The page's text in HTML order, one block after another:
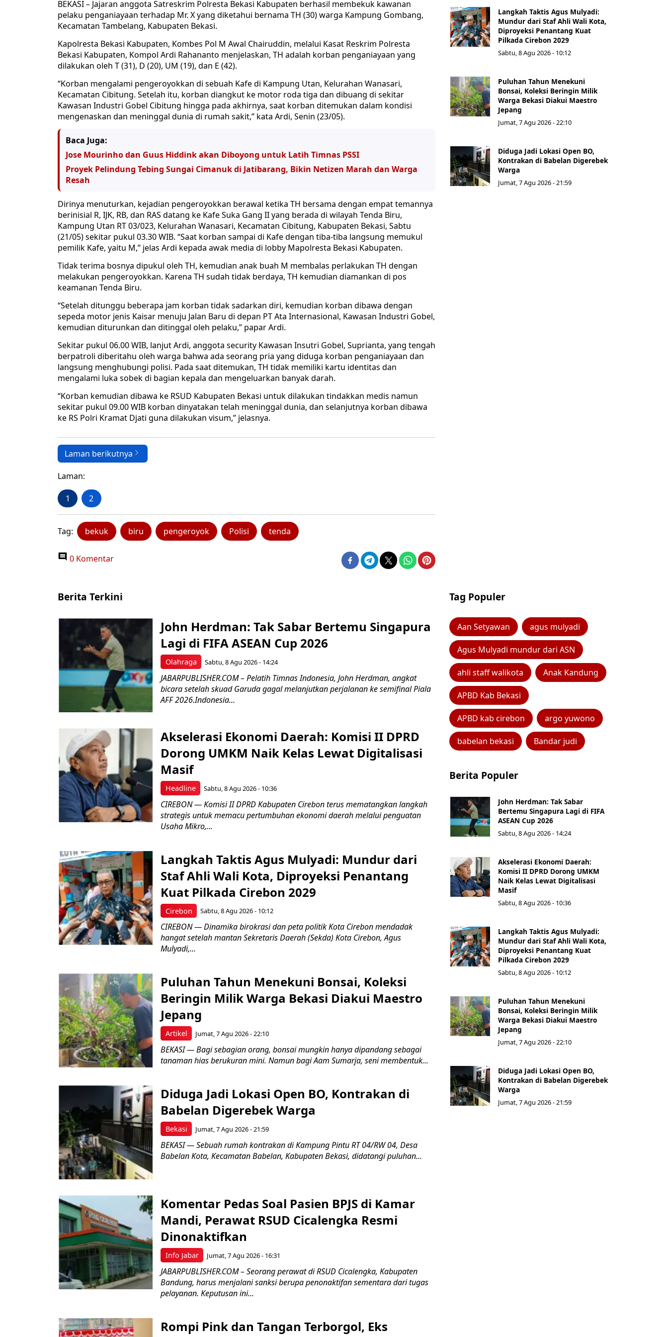
BEKASI – Jajaran anggota Satreskrim Polresta Bekasi Kabupaten berhasil membekuk kawanan
pelaku penganiayaan terhadap Mr. X yang diketahui bernama TH (30) warga Kampung Gombang,
Kecamatan Tambelang, Kabupaten Bekasi.
Kapolresta Bekasi Kabupaten, Kombes Pol M Awal Chairuddin, melalui Kasat Reskrim Polresta
Bekasi Kabupaten, Kompol Ardi Rahananto menjelaskan, TH adalah korban penganiayaan yang
dilakukan oleh T (31), D (20), UM (19), dan E (42).
“Korban mengalami pengeroyokkan di sebuah Kafe di Kampung Utan, Kelurahan Wanasari,
Kecamatan Cibitung. Setelah itu, korban diangkut ke motor roda tiga dan dibuang di sekitar
Kawasan Industri Gobel Cibitung hingga pada akhirnya, saat korban ditemukan dalam kondisi
mengenaskan dan meninggal dunia di rumah sakit,” kata Ardi, Senin (23/05).
Baca Juga:
Jose Mourinho dan Guus Hiddink akan Diboyong untuk Latih Timnas PSSI
Proyek Pelindung Tebing Sungai Cimanuk di Jatibarang, Bikin Netizen Marah dan Warga
Resah
Dirinya menuturkan, kejadian pengeroyokkan berawal ketika TH bersama dengan empat temannya
berinisial R, IJK, RB, dan RAS datang ke Kafe Suka Gang II yang berada di wilayah Tenda Biru,
Kampung Utan RT 03/023, Kelurahan Wanasari, Kecamatan Cibitung, Kabupaten Bekasi, Sabtu
(21/05) sekitar pukul 03.30 WIB. “Saat korban sampai di Kafe dengan tiba-tiba langsung memukul
pemilik Kafe, yaitu M,” jelas Ardi kepada awak media di lobby Mapolresta Bekasi Kabupaten.
Tidak terima bosnya dipukul oleh TH, kemudian anak buah M membalas perlakukan TH dengan
melakukan pengeroyokkan. Karena TH sudah tidak berdaya, TH kemudian diamankan di pos
keamanan Tenda Biru.
“Setelah ditunggu beberapa jam korban tidak sadarkan diri, kemudian korban dibawa dengan
sepeda motor jenis Kaisar menuju Jalan Baru di depan PT Ata Internasional, Kawasan Industri Gobel,
kemudian diturunkan dan ditinggal oleh pelaku,” papar Ardi.
Sekitar pukul 06.00 WIB, lanjut Ardi, anggota security Kawasan Insutri Gobel, Suprianta, yang tengah
berpatroli diberitahu oleh warga bahwa ada seorang pria yang diduga korban penganiayaan dan
langsung menghubungi polisi. Pada saat ditemukan, TH tidak memiliki kartu identitas dan
mengalami luka sobek di bagian kepala dan mengeluarkan banyak darah.
“Korban kemudian dibawa ke RSUD Kabupaten Bekasi untuk dilakukan tindakkan medis namun
sekitar pukul 09.00 WIB korban dinyatakan telah meninggal dunia, dan selanjutnya korban dibawa
ke RS Polri Kramat Djati guna dilakukan visum,” jelasnya.
Laman berikutnya
Laman:
1 2
Tag: bekuk biru pengeroyok Polisi tenda
0 Komentar
Langkah Taktis Agus Mulyadi:
Mundur dari Staf Ahli Wali Kota,
Diproyeksi Penantang Kuat
Pilkada Cirebon 2029
Sabtu, 8 Agu 2026 - 10:12
Puluhan Tahun Menekuni
Bonsai, Koleksi Beringin Milik
Warga Bekasi Diakui Maestro
Jepang
Jumat, 7 Agu 2026 - 22:10
Diduga Jadi Lokasi Open BO,
Kontrakan di Babelan Digerebek
Warga
Jumat, 7 Agu 2026 - 21:59
Berita Terkini
Olahraga
John Herdman: Tak Sabar Bertemu Singapura
Lagi di FIFA ASEAN Cup 2026
Sabtu, 8 Agu 2026 - 14:24
JABARPUBLISHER.COM – Pelatih Timnas Indonesia, John Herdman, angkat
bicara setelah skuad Garuda gagal melanjutkan perjalanan ke semifinal Piala
AFF 2026.Indonesia...
Headline
Akselerasi Ekonomi Daerah: Komisi II DPRD
Dorong UMKM Naik Kelas Lewat Digitalisasi
Masif
Sabtu, 8 Agu 2026 - 10:36
CIREBON — Komisi II DPRD Kabupaten Cirebon terus mematangkan langkah
strategis untuk memacu pertumbuhan ekonomi daerah melalui penguatan
Usaha Mikro,...
Cirebon
Langkah Taktis Agus Mulyadi: Mundur dari
Staf Ahli Wali Kota, Diproyeksi Penantang
Kuat Pilkada Cirebon 2029
Sabtu, 8 Agu 2026 - 10:12
CIREBON — Dinamika birokrasi dan peta politik Kota Cirebon mendadak
hangat setelah mantan Sekretaris Daerah (Sekda) Kota Cirebon, Agus
Mulyadi,...
Artikel
Puluhan Tahun Menekuni Bonsai, Koleksi
Beringin Milik Warga Bekasi Diakui Maestro
Jepang
Jumat, 7 Agu 2026 - 22:10
BEKASI — Bagi sebagian orang, bonsai mungkin hanya dipandang sebagai
tanaman hias berukuran mini. Namun bagi Aam Sumarja, seni membentuk...
Bekasi
Diduga Jadi Lokasi Open BO, Kontrakan di
Babelan Digerebek Warga
Jumat, 7 Agu 2026 - 21:59
BEKASI — Sebuah rumah kontrakan di Kampung Pintu RT 04/RW 04, Desa
Babelan Kota, Kecamatan Babelan, Kabupaten Bekasi, didatangi puluhan...
Info Jabar
Komentar Pedas Soal Pasien BPJS di Kamar
Mandi, Perawat RSUD Cicalengka Resmi
Dinonaktifkan
Jumat, 7 Agu 2026 - 16:31
JABARPUBLISHER.COM – Seorang perawat di RSUD Cicalengka, Kabupaten
Bandung, harus menjalani sanksi berupa penonaktifan sementara dari tugas
pelayanan. Keputusan ini...
Rompi Pink dan Tangan Terborgol, Eks
Tag Populer
Aan Setyawan agus mulyadi
Agus Mulyadi mundur dari ASN
ahli staff walikota Anak Kandung
APBD Kab Bekasi
APBD kab cirebon argo yuwono
babelan bekasi Bandar judi
Berita Populer
John Herdman: Tak Sabar
Bertemu Singapura Lagi di FIFA
ASEAN Cup 2026
Sabtu, 8 Agu 2026 - 14:24
Akselerasi Ekonomi Daerah:
Komisi II DPRD Dorong UMKM
Naik Kelas Lewat Digitalisasi
Masif
Sabtu, 8 Agu 2026 - 10:36
Langkah Taktis Agus Mulyadi:
Mundur dari Staf Ahli Wali Kota,
Diproyeksi Penantang Kuat
Pilkada Cirebon 2029
Sabtu, 8 Agu 2026 - 10:12
Puluhan Tahun Menekuni
Bonsai, Koleksi Beringin Milik
Warga Bekasi Diakui Maestro
Jepang
Jumat, 7 Agu 2026 - 22:10
Diduga Jadi Lokasi Open BO,
Kontrakan di Babelan Digerebek
Warga
Jumat, 7 Agu 2026 - 21:59